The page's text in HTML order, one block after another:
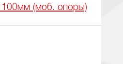
(моб. опоры)